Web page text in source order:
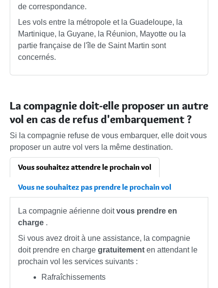
de correspondance.
Les vols entre la métropole et la Guadeloupe, la
Martinique, la Guyane, la Réunion, Mayotte ou la
partie française de l'île de Saint Martin sont
concernés.
La compagnie doit-elle proposer un autre
vol en cas de refus d'embarquement ?
Si la compagnie refuse de vous embarquer, elle doit vous
proposer un autre vol vers la même destination.
Vous souhaitez attendre le prochain vol
Vous ne souhaitez pas prendre le prochain vol
La compagnie aérienne doit vous prendre en
charge .
Si vous avez droit à une assistance, la compagnie
doit prendre en charge gratuitement en attendant le
prochain vol les services suivants :
Rafraîchissements